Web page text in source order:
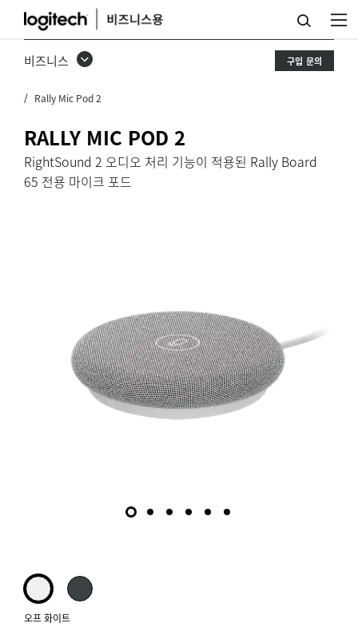
RALLY
MIC
POD
비즈니스 구입 문의
Rally Mic Pod 2
RALLY MIC POD 2
RightSound 2 오디오 처리 기능이 적용된 Rally Board
65 전용 마이크 포드
오프 화이트